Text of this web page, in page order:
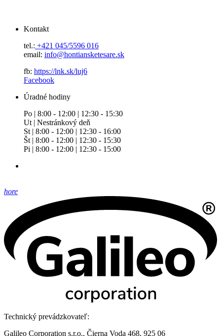
Kontakt
tel.: +421 045/5596 016
email: info@hontiansketesare.sk
fb: https://lnk.sk/luj6
Facebook
Úradné hodiny
Po | 8:00 - 12:00 | 12:30 - 15:30
Ut | Nestránkový deň
St | 8:00 - 12:00 | 12:30 - 16:00
Št | 8:00 - 12:00 | 12:30 - 15:30
Pi | 8:00 - 12:00 | 12:30 - 15:00
hore
Technický prevádzkovateľ:
Galileo Corporation s.r.o., Čierna Voda 468, 925 06